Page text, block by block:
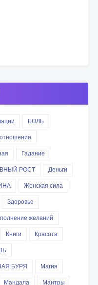
БОЛЬ
Гадание
РОСТ
Деньги
Женская сила
Здоровье
желаний
Книги
Красота
БУРЯ
Магия
Мандала
Мантры